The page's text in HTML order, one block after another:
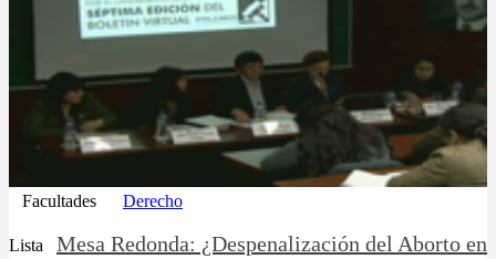
Facultades Derecho
Lista
Mesa Redonda: ¿Despenalización del Aborto en